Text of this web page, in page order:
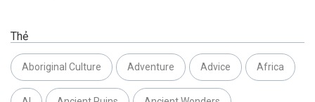
Thẻ
Aboriginal Culture Adventure Advice Africa